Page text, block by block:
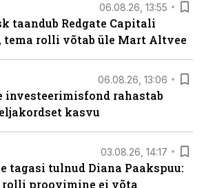
06.08.26, 13:55
taandub Redgate Capitali
rolli võtab üle Mart Altvee
06.08.26, 13:06
investeerimisfond rahastab
kasvu
03.08.26, 14:17
tagasi tulnud Diana Paakspuu:
rolli proovimine ei võta